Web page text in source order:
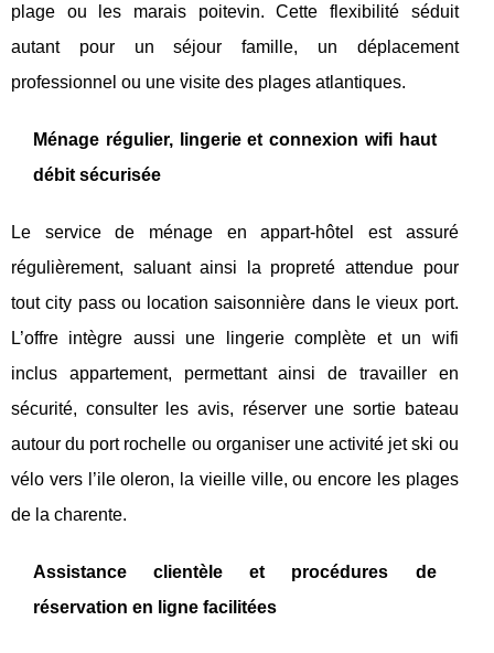
plage ou les marais poitevin. Cette flexibilité séduit
autant pour un séjour famille, un déplacement
professionnel ou une visite des plages atlantiques.
Ménage régulier, lingerie et connexion wifi haut
débit sécurisée
Le service de ménage en appart-hôtel est assuré
régulièrement, saluant ainsi la propreté attendue pour
tout city pass ou location saisonnière dans le vieux port.
L’offre intègre aussi une lingerie complète et un wifi
inclus appartement, permettant ainsi de travailler en
sécurité, consulter les avis, réserver une sortie bateau
autour du port rochelle ou organiser une activité jet ski ou
vélo vers l’ile oleron, la vieille ville, ou encore les plages
de la charente.
Assistance clientèle et procédures de
réservation en ligne facilitées